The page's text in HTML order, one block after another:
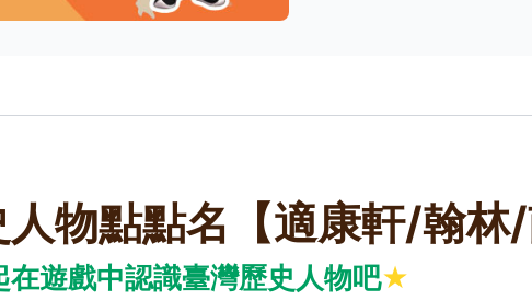
物點點名【適康軒/翰林/
在遊戲中認識臺灣歷史人物吧★